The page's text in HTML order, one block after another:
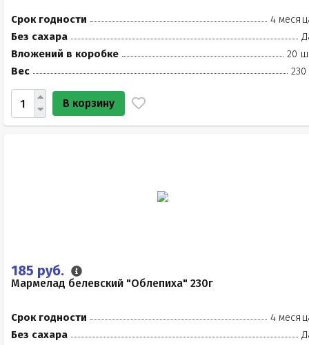
Срок годности
4
Без сахара
Вложений в коробке
20
Вес
230
В корзину
185 руб.
Мармелад белевский "Облепиха" 230г
Срок годности
4
Без сахара